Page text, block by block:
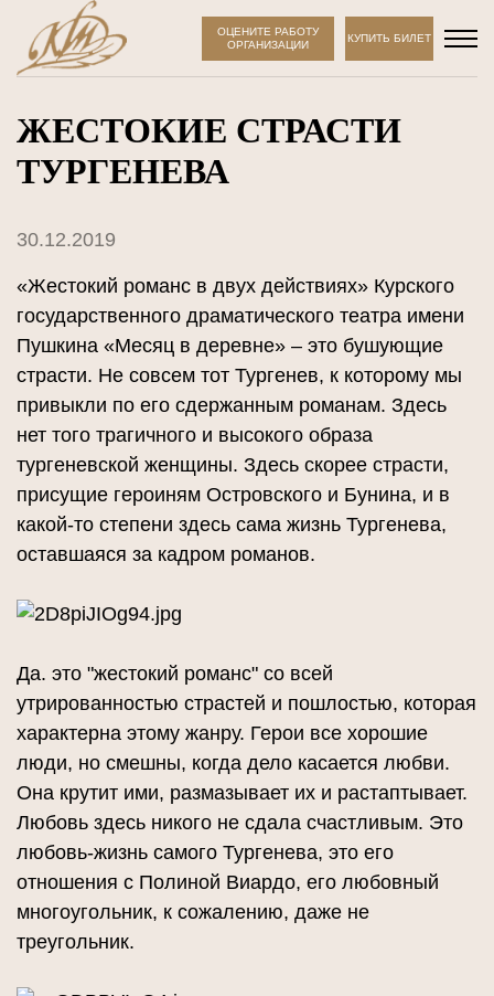
ОЦЕНИТЕ РАБОТУ
ОРГАНИЗАЦИИ
КУПИТЬ БИЛЕТ
ЖЕСТОКИЕ СТРАСТИ
ТУРГЕНЕВА
30.12.2019
«Жестокий романс в двух действиях» Курского
государственного драматического театра имени
Пушкина «Месяц в деревне» – это бушующие
страсти. Не совсем тот Тургенев, к которому мы
привыкли по его сдержанным романам. Здесь
нет того трагичного и высокого образа
тургеневской женщины. Здесь скорее страсти,
присущие героиням Островского и Бунина, и в
какой-то степени здесь сама жизнь Тургенева,
оставшаяся за кадром романов.
Да. это "жестокий романс" со всей
утрированностью страстей и пошлостью, которая
характерна этому жанру. Герои все хорошие
люди, но смешны, когда дело касается любви.
Она крутит ими, размазывает их и растаптывает.
Любовь здесь никого не сдала счастливым. Это
любовь-жизнь самого Тургенева, это его
отношения с Полиной Виардо, его любовный
многоугольник, к сожалению, даже не
треугольник.